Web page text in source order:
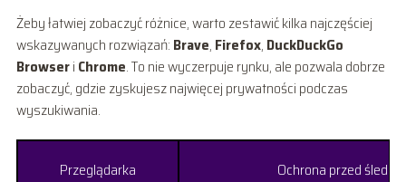
Żeby łatwiej zobaczyć różnice, warto zestawić kilka najczęściej
wskazywanych rozwiązań: Brave, Firefox, DuckDuckGo
Browseri Chrome. To nie wyczerpuje rynku, ale pozwala dobrze
zobaczyć, gdzie zyskujesz najwięcej prywatności podczas
wyszukiwania.
Przeglądarka Ochrona przed